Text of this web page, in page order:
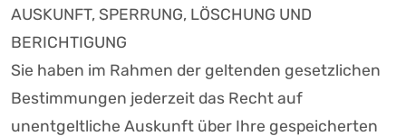
AUSKUNFT, SPERRUNG, LÖSCHUNG UND
BERICHTIGUNG
Sie haben im Rahmen der geltenden gesetzlichen
Bestimmungen jederzeit das Recht auf
unentgeltliche Auskunft über Ihre gespeicherten